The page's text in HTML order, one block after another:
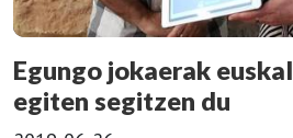
Egungo jokaerak
egiten segitzen du